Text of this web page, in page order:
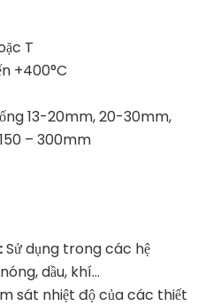
T
+400°C
13-20mm, 20-30mm,
– 300mm
Sử dụng trong các hệ
dầu, khí…
sát nhiệt độ của các thiết